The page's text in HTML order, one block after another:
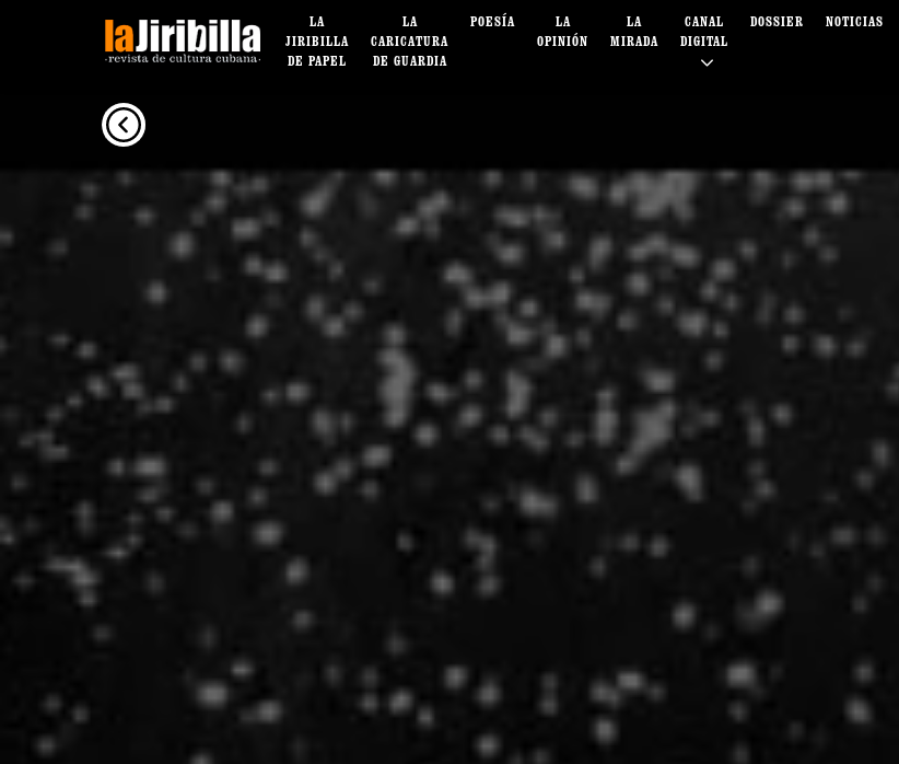
LA
JIRIBILLA
DE PAPEL
LA
CARICATURA
DE GUARDIA
POESÍA
LA
OPINIÓN
LA
MIRADA
CANAL
DIGITAL
DOSSIER NOTICIAS